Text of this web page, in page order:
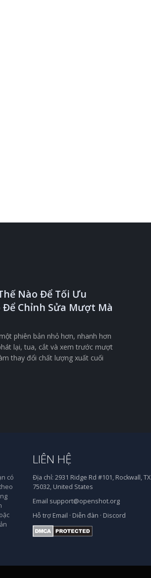
Nào Để Tối Ưu
Để Chỉnh Sửa Mượt Mà
phiên bản nhỏ hơn, nhanh hơn
lại, tua, cắt và xem trước mượt
thay đổi chất lượng xuất cuối
có
LIÊN HỆ
Địa chỉ: 2931 Ridge Rd #101, Rockwall, TX
75032, United States
Email support@openshot.org
Hỗ trợ Email · Diễn đàn · Discord